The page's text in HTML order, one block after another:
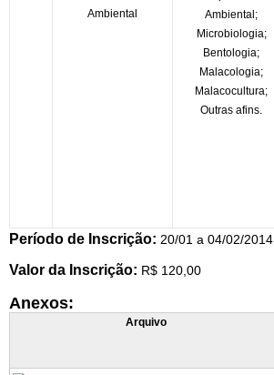
Ambiental
Ambiental;
Microbiologia;
Bentologia;
Malacologia;
Malacocultura;
Outras afins.
Período de Inscrição: 20/01 a 04/02/2014
Valor da Inscrição: R$ 120,00
Anexos:
Arquivo